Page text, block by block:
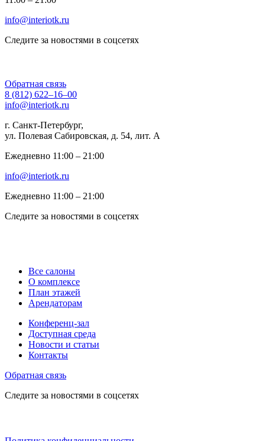
info@interiotk.ru
Следите за новостями в соцсетях
Обратная связь
8 (812) 622‒16‒00
info@interiotk.ru
г. Санкт-Петербург,
ул. Полевая Сабировская, д. 54, лит. А
Ежедневно 11:00 ‒ 21:00
info@interiotk.ru
Ежедневно 11:00 ‒ 21:00
Следите за новостями в соцсетях
Все салоны
О комплексе
План этажей
Арендаторам
Конференц-зал
Доступная среда
Новости и статьи
Контакты
Обратная связь
Следите за новостями в соцсетях